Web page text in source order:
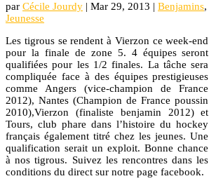
par Cécile Jourdy | Mar 29, 2013 | Benjamins,
Jeunesse
Les tigrous se rendent à Vierzon ce week-end
pour la finale de zone 5. 4 équipes seront
qualifiées pour les 1/2 finales. La tâche sera
compliquée face à des équipes prestigieuses
comme Angers (vice-champion de France
2012), Nantes (Champion de France poussin
2010),Vierzon (finaliste benjamin 2012) et
Tours, club phare dans l’histoire du hockey
français également titré chez les jeunes. Une
qualification serait un exploit. Bonne chance
à nos tigrous. Suivez les rencontres dans les
conditions du direct sur notre page facebook.